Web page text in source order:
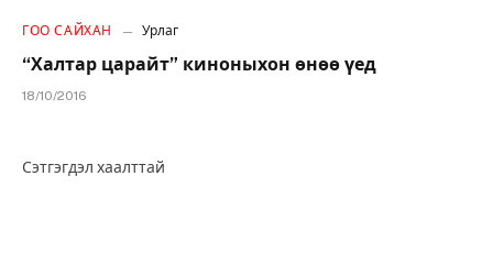
ГОО САЙХАН Урлаг
“Халтар царайт” киноныхон өнөө үед
18/10/2016
Сэтгэгдэл хаалттай